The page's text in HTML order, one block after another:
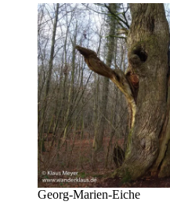
Georg-Marien-Eiche